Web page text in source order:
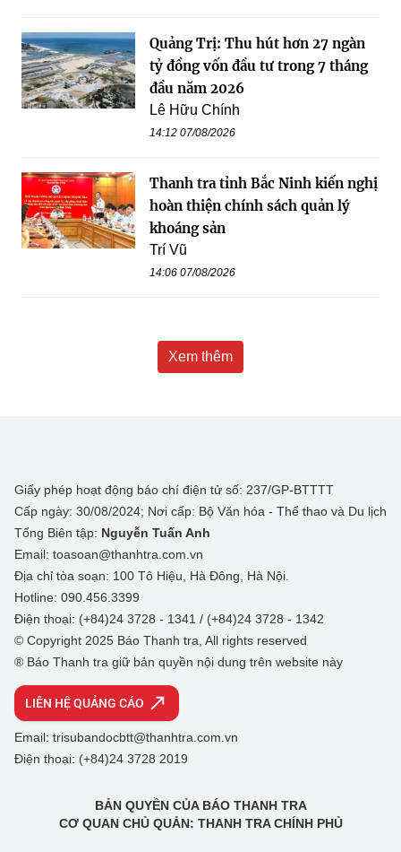
Quảng Trị: Thu hút hơn 27 ngàn
tỷ đồng vốn đầu tư trong 7 tháng
đầu năm 2026
Lê Hữu Chính
14:12 07/08/2026
Thanh tra tỉnh Bắc Ninh kiến nghị
hoàn thiện chính sách quản lý
khoáng sản
Trí Vũ
14:06 07/08/2026
Xem thêm
Giấy phép hoạt động báo chí điện tử số: 237/GP-BTTTT
Cấp ngày: 30/08/2024; Nơi cấp: Bộ Văn hóa - Thể thao và Du lịch
Tổng Biên tập: Nguyễn Tuấn Anh
Email: toasoan@thanhtra.com.vn
Địa chỉ tòa soạn: 100 Tô Hiệu, Hà Đông, Hà Nội.
Hotline: 090.456.3399
Điện thoại: (+84)24 3728 - 1341 / (+84)24 3728 - 1342
© Copyright 2025 Báo Thanh tra, All rights reserved
® Báo Thanh tra giữ bản quyền nội dung trên website này
LIÊN HỆ QUẢNG CÁO
Email: trisubandocbtt@thanhtra.com.vn
Điện thoại: (+84)24 3728 2019
BẢN QUYỀN CỦA BÁO THANH TRA
CƠ QUAN CHỦ QUẢN: THANH TRA CHÍNH PHỦ